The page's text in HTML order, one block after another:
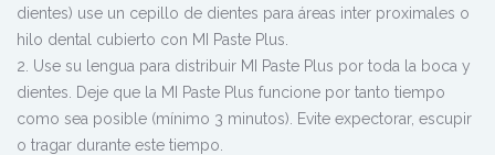
dientes) use un cepillo de dientes para áreas inter proximales o
hilo dental cubierto con MI Paste Plus.
2. Use su lengua para distribuir MI Paste Plus por toda la boca y
dientes. Deje que la MI Paste Plus funcione por tanto tiempo
como sea posible (mínimo 3 minutos). Evite expectorar, escupir
o tragar durante este tiempo.